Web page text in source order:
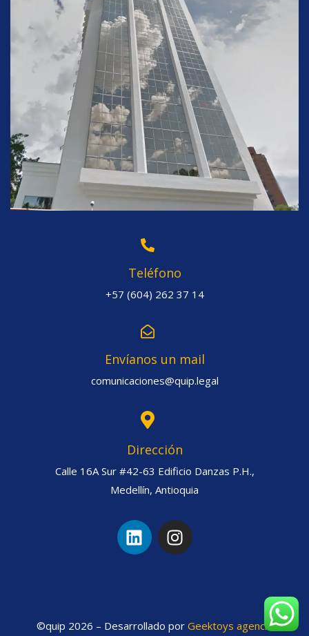
Teléfono
+57 (604) 262 37 14
Envíanos un mail
comunicaciones@quip.legal
Dirección
Calle 16A Sur #42-63 Edificio Danzas P.H.,
Medellín, Antioquia
©quip 2026 – Desarrollado por Geektoys agencia